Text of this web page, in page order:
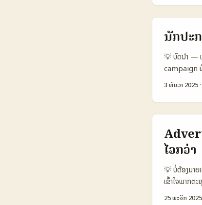
ເຮົາຈະເຫັນ
ໂອກາດນີ້ເປັ
ລະບຽບ. ນີ້ແ
ສົນທະນາທົ່ວ
Snapshot:
Platform
stream
€12 €6 🛠️
ກ່າວແສດງວ່
ມີ user
ການນໍາເຂົ້າຂໍ້
ນັກປະ
💡 ບົດນໍາ —
campaign
Portugal.
ຈາກ
ທົດລອງແບບ
ງານທີ່ສົມສັກ
APIs
Active
Discovery
Limited
Localised
3 ທັນວາ 2025·
ໄວກວ່າ
💡 ບໍ່ຕ້ອງມາ
ເຂົ້າໃຈພາກຕ
ທ່ານຕ້ອງການ
25 ພະຈິກ 2025